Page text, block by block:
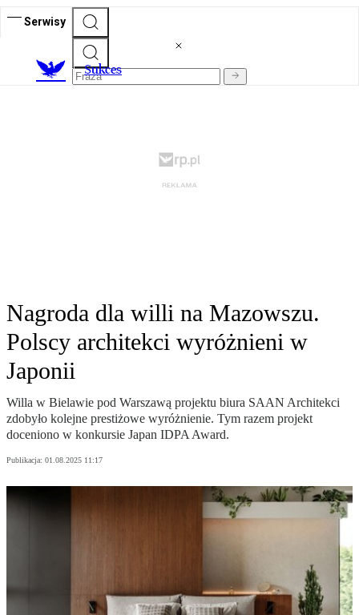
Serwisy
Sukces
Nagroda dla willi na Mazowszu.
Polscy architekci wyróżnieni w
Japonii
Willa w Bielawie pod Warszawą projektu biura SAAN Architekci
zdobyło kolejne prestiżowe wyróżnienie. Tym razem projekt
doceniono w konkursie Japan IDPA Award.
Publikacja: 01.08.2025 11:17